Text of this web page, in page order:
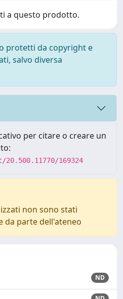
a questo prodotto.
protetti da copyright e
salvo diversa
per citare o creare un
169324
non sono stati
da parte dell'ateneo
ND